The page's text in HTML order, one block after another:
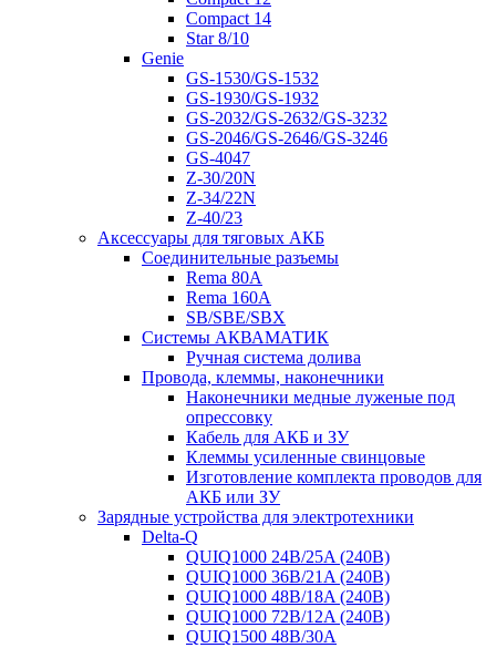
Compact 14
Star 8/10
Genie
GS-1530/GS-1532
GS-1930/GS-1932
GS-2032/GS-2632/GS-3232
GS-2046/GS-2646/GS-3246
GS-4047
Z-30/20N
Z-34/22N
Z-40/23
Аксессуары для тяговых АКБ
Соединительные разъемы
Rema 80A
Rema 160A
SB/SBE/SBX
Системы АКВАМАТИК
Ручная система долива
Провода, клеммы, наконечники
Наконечники медные луженые под
опрессовку
Кабель для АКБ и ЗУ
Клеммы усиленные свинцовые
Изготовление комплекта проводов для
АКБ или ЗУ
Зарядные устройства для электротехники
Delta-Q
QUIQ1000 24B/25A (240B)
QUIQ1000 36B/21A (240B)
QUIQ1000 48B/18A (240B)
QUIQ1000 72B/12A (240B)
QUIQ1500 48B/30A